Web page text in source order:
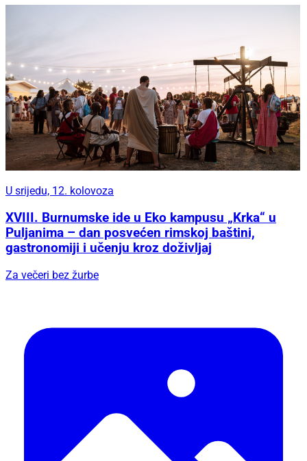
U srijedu, 12. kolovoza
XVIII. Burnumske ide u Eko kampusu „Krka“ u
Puljanima – dan posvećen rimskoj baštini,
gastronomiji i učenju kroz doživljaj
Za večeri bez žurbe